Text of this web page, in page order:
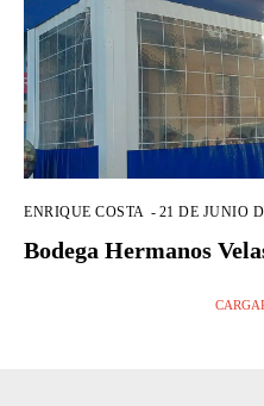
ENRIQUE COSTA - 21 DE JUNIO
Bodega Hermanos